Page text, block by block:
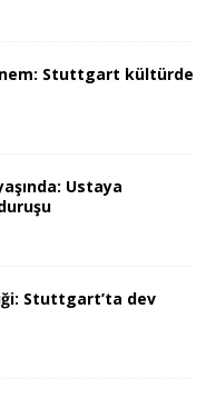
Stuttgart kültürde
Ustaya
Stuttgart’ta dev